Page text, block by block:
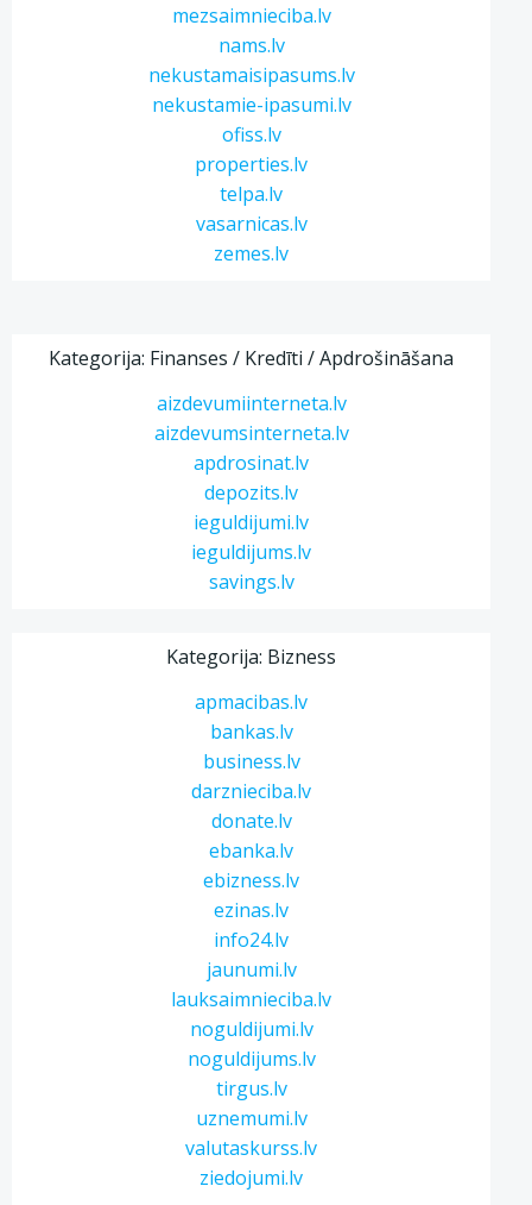
mezsaimnieciba.lv
nams.lv
nekustamaisipasums.lv
nekustamie-ipasumi.lv
ofiss.lv
properties.lv
telpa.lv
vasarnicas.lv
zemes.lv
Kategorija: Finanses / Kredīti / Apdrošināšana
aizdevumiinterneta.lv
aizdevumsinterneta.lv
apdrosinat.lv
depozits.lv
ieguldijumi.lv
ieguldijums.lv
savings.lv
Kategorija: Bizness
apmacibas.lv
bankas.lv
business.lv
darznieciba.lv
donate.lv
ebanka.lv
ebizness.lv
ezinas.lv
info24.lv
jaunumi.lv
lauksaimnieciba.lv
noguldijumi.lv
noguldijums.lv
tirgus.lv
uznemumi.lv
valutaskurss.lv
ziedojumi.lv